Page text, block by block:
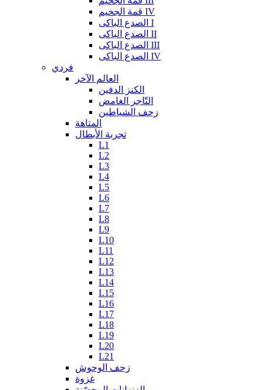
قمة الجحيم IV
الصدع الباكى I
الصدع الباكى II
الصدع الباكى III
الصدع الباكى IV
فردي
العالم الآخر
الكنز الدفين
التّاجر الغامض
زحف الشياطين
المتاهة
تجربة الأبطال
L1
L2
L3
L4
L5
L6
L7
L8
L9
L10
L11
L12
L13
L14
L15
L16
L17
L18
L19
L20
L21
زحف الوحوش
غزوة